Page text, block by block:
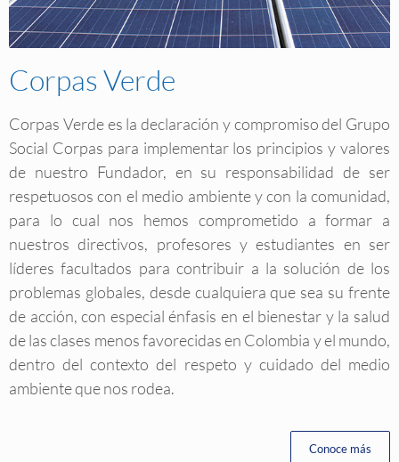
Corpas Verde
Corpas Verde es la declaración y compromiso del Grupo
Social Corpas para implementar los principios y valores
de nuestro Fundador, en su responsabilidad de ser
respetuosos con el medio ambiente y con la comunidad,
para lo cual nos hemos comprometido a formar a
nuestros directivos, profesores y estudiantes en ser
líderes facultados para contribuir a la solución de los
problemas globales, desde cualquiera que sea su frente
de acción, con especial énfasis en el bienestar y la salud
de las clases menos favorecidas en Colombia y el mundo,
dentro del contexto del respeto y cuidado del medio
ambiente que nos rodea.
Conoce más